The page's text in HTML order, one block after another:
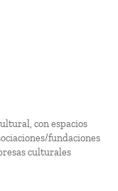
con espacios
fundaciones
culturales